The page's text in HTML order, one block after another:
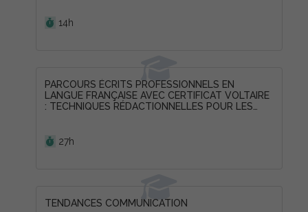
14h
PARCOURS ÉCRITS PROFESSIONNELS EN
LANGUE FRANÇAISE AVEC CERTIFICAT VOLTAIRE
: TECHNIQUES RÉDACTIONNELLES POUR LES
27h
TENDANCES COMMUNICATION